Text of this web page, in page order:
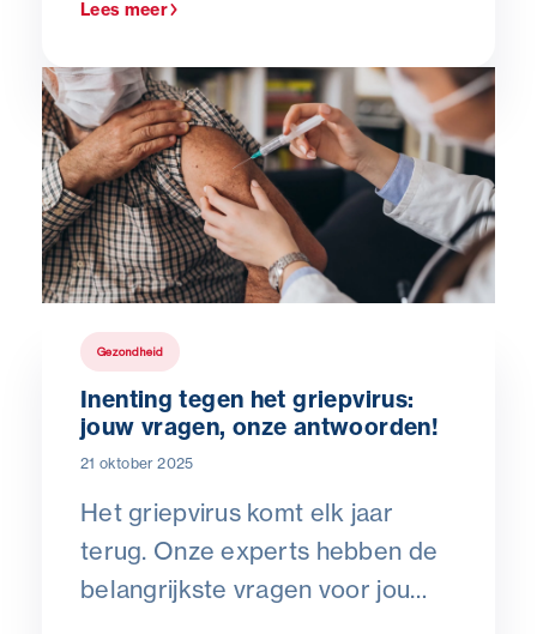
levenshygiëne is zelfs essentieel en bijzonder
verschoven uurrooster werken. Zo is hun
lichaam beter in staat om het nachtwerk aan
te kunnen.
Lees meer
Gezondheid
Inenting tegen het griepvirus:
jouw vragen, onze antwoorden!
21 oktober 2025
Het griepvirus komt elk jaar
terug. Onze experts hebben de
belangrijkste vragen voor jou